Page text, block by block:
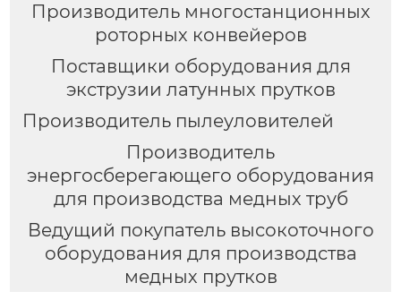
Производитель многостанционных
роторных конвейеров
Поставщики оборудования для
экструзии латунных прутков
Производитель пылеуловителей
Производитель
энергосберегающего оборудования
для производства медных труб
Ведущий покупатель высокоточного
оборудования для производства
медных прутков